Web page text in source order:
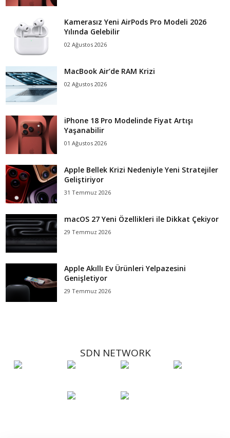
Kamerasız Yeni AirPods Pro Modeli 2026
Yılında Gelebilir
02 Ağustos 2026
MacBook Air’de RAM Krizi
02 Ağustos 2026
iPhone 18 Pro Modelinde Fiyat Artışı
Yaşanabilir
01 Ağustos 2026
Apple Bellek Krizi Nedeniyle Yeni Stratejiler
Geliştiriyor
31 Temmuz 2026
macOS 27 Yeni Özellikleri ile Dikkat Çekiyor
29 Temmuz 2026
Apple Akıllı Ev Ürünleri Yelpazesini
Genişletiyor
29 Temmuz 2026
SDN NETWORK